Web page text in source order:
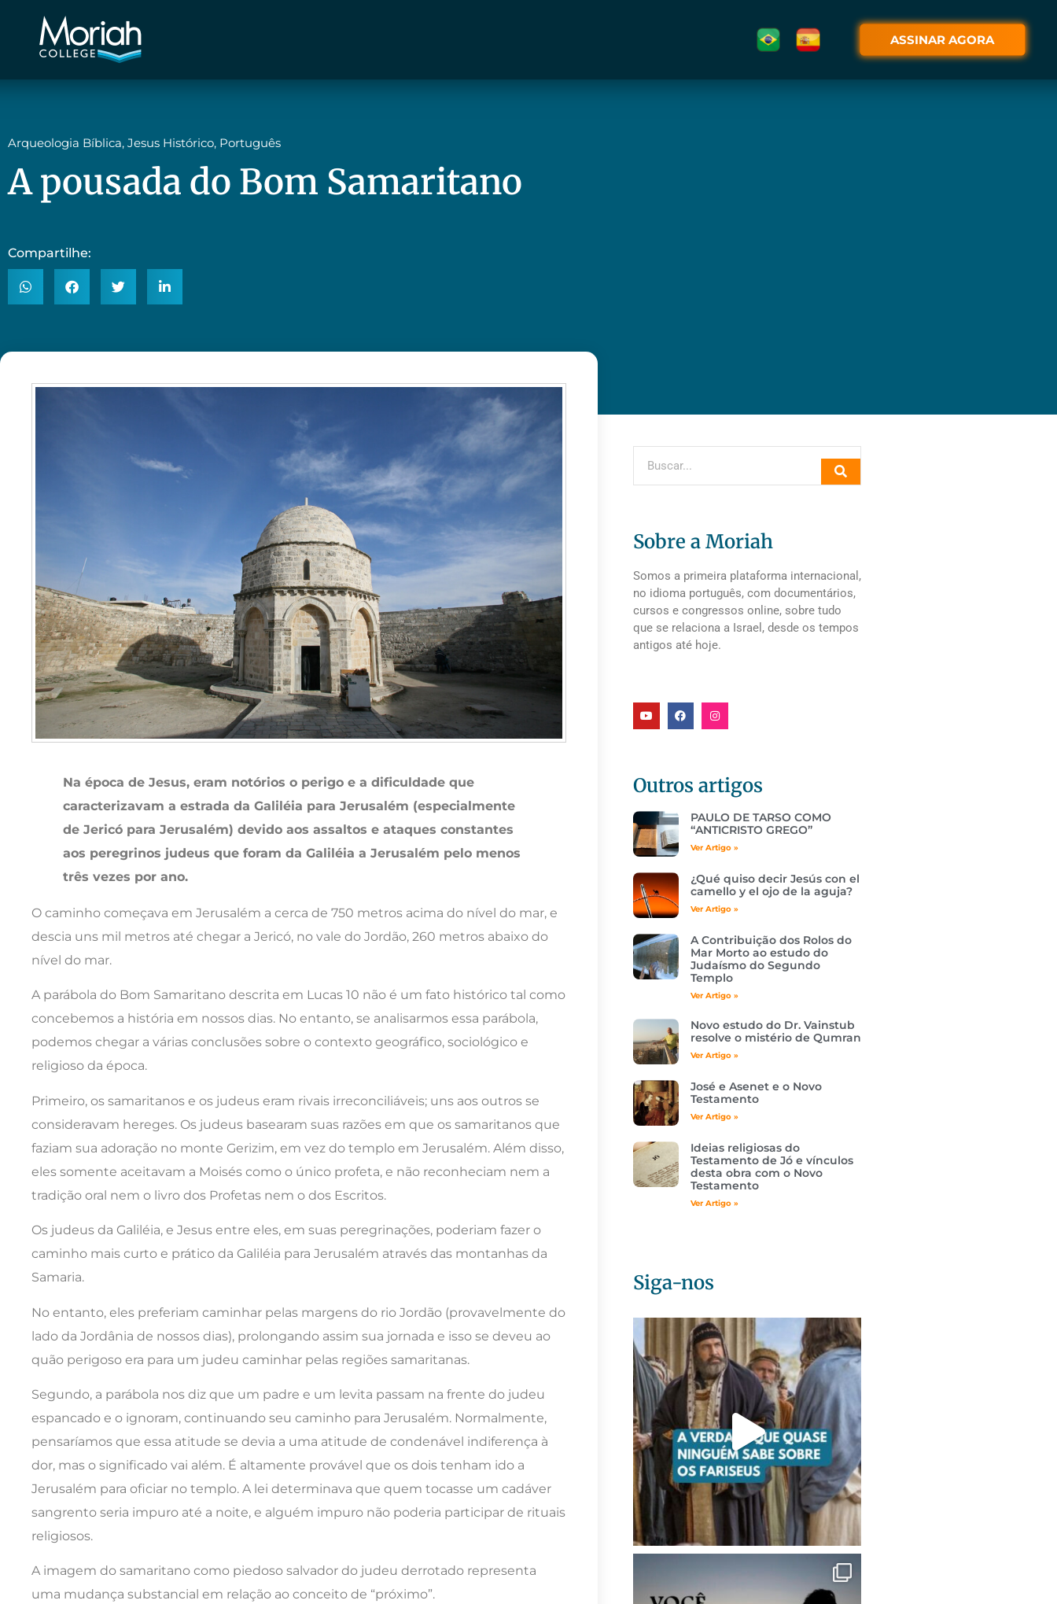
ASSINAR AGORA
Arqueologia Bíblica, Jesus Histórico, Português
A pousada do Bom Samaritano
Compartilhe:
Na época de Jesus, eram notórios o perigo e a dificuldade que
caracterizavam a estrada da Galiléia para Jerusalém (especialmente
de Jericó para Jerusalém) devido aos assaltos e ataques constantes
aos peregrinos judeus que foram da Galiléia a Jerusalém pelo menos
três vezes por ano.
O caminho começava em Jerusalém a cerca de 750 metros acima do nível do mar, e
descia uns mil metros até chegar a Jericó, no vale do Jordão, 260 metros abaixo do
nível do mar.
A parábola do Bom Samaritano descrita em Lucas 10 não é um fato histórico tal como
concebemos a história em nossos dias. No entanto, se analisarmos essa parábola,
podemos chegar a várias conclusões sobre o contexto geográfico, sociológico e
religioso da época.
Primeiro, os samaritanos e os judeus eram rivais irreconciliáveis; uns aos outros se
consideravam hereges. Os judeus basearam suas razões em que os samaritanos que
faziam sua adoração no monte Gerizim, em vez do templo em Jerusalém. Além disso,
eles somente aceitavam a Moisés como o único profeta, e não reconheciam nem a
tradição oral nem o livro dos Profetas nem o dos Escritos.
Os judeus da Galiléia, e Jesus entre eles, em suas peregrinações, poderiam fazer o
caminho mais curto e prático da Galiléia para Jerusalém através das montanhas da
Samaria.
No entanto, eles preferiam caminhar pelas margens do rio Jordão (provavelmente do
lado da Jordânia de nossos dias), prolongando assim sua jornada e isso se deveu ao
quão perigoso era para um judeu caminhar pelas regiões samaritanas.
Segundo, a parábola nos diz que um padre e um levita passam na frente do judeu
espancado e o ignoram, continuando seu caminho para Jerusalém. Normalmente,
pensaríamos que essa atitude se devia a uma atitude de condenável indiferença à
dor, mas o significado vai além. É altamente provável que os dois tenham ido a
Jerusalém para oficiar no templo. A lei determinava que quem tocasse um cadáver
sangrento seria impuro até a noite, e alguém impuro não poderia participar de rituais
religiosos.
A imagem do samaritano como piedoso salvador do judeu derrotado representa
uma mudança substancial em relação ao conceito de “próximo”.
Sobre a Moriah
Somos a primeira plataforma internacional,
no idioma português, com documentários,
cursos e congressos online, sobre tudo
que se relaciona a Israel, desde os tempos
antigos até hoje.
Outros artigos
PAULO DE TARSO COMO
“ANTICRISTO GREGO”
Ver Artigo »
¿Qué quiso decir Jesús con el
camello y el ojo de la aguja?
Ver Artigo »
A Contribuição dos Rolos do
Mar Morto ao estudo do
Judaísmo do Segundo
Templo
Ver Artigo »
Novo estudo do Dr. Vainstub
resolve o mistério de Qumran
Ver Artigo »
José e Asenet e o Novo
Testamento
Ver Artigo »
Ideias religiosas do
Testamento de Jó e vínculos
desta obra com o Novo
Testamento
Ver Artigo »
Siga-nos